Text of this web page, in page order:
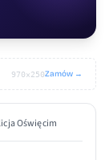
970×250Zamów →
Oświęcim